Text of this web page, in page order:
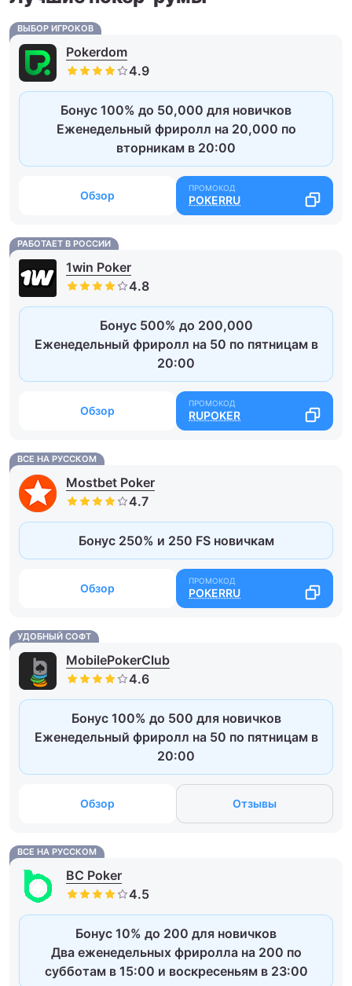
ВЫБОР ИГРОКОВ
Pokerdom
Бонус 100% до 50,000 для новичков
Еженедельный фриролл на 20,000 по
вторникам в 20:00
Обзор POKERRU
РАБОТАЕТ В РОССИИ
1win Poker
Бонус 500% до 200,000
Еженедельный фриролл на 50 по пятницам в
20:00
Обзор RUPOKER
ВСЕ НА РУССКОМ
Mostbet Poker
Бонус 250% и 250 FS новичкам
Обзор POKERRU
УДОБНЫЙ СОФТ
MobilePokerClub
Бонус 100% до 500 для новичков
Еженедельный фриролл на 50 по пятницам в
20:00
Обзор Отзывы
ВСЕ НА РУССКОМ
BC Poker
Бонус 10% до 200 для новичков
Два еженедельных фриролла на 200 по
субботам в 15:00 и воскресеньям в 23:00